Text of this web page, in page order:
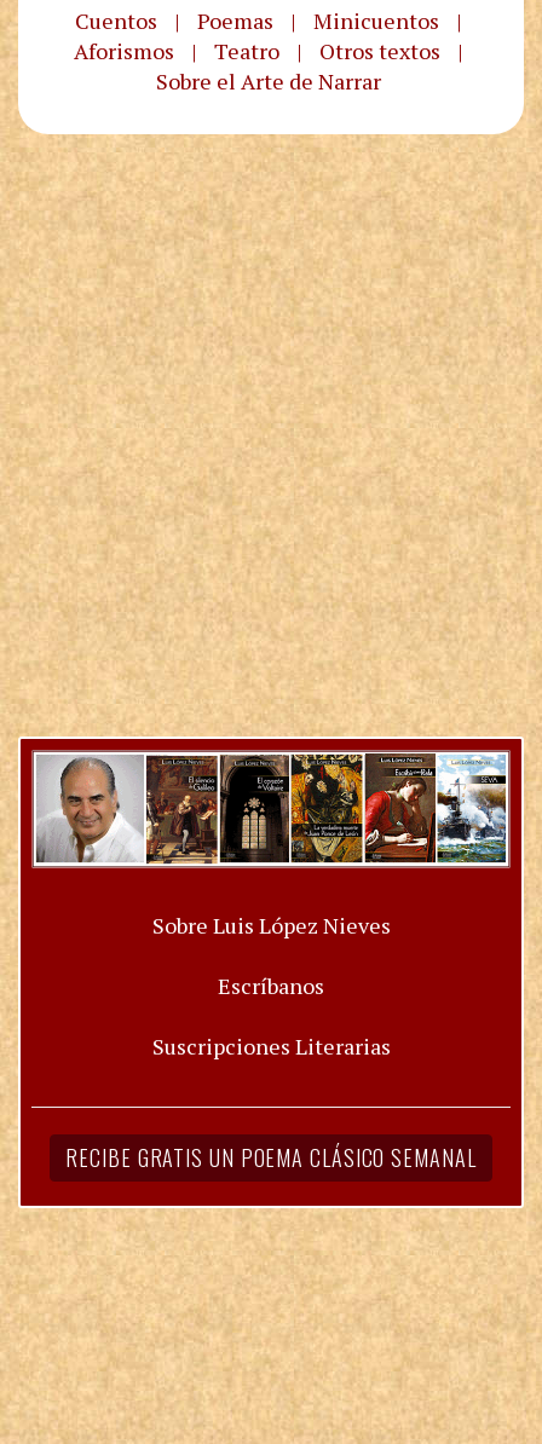
Cuentos | Poemas | Minicuentos
|
Aforismos
| Teatro | Otros textos
|
Sobre el Arte de Narrar
Sobre Luis López Nieves
Escríbanos
Suscripciones Literarias
RECIBE GRATIS UN POEMA CLÁSICO SEMANAL